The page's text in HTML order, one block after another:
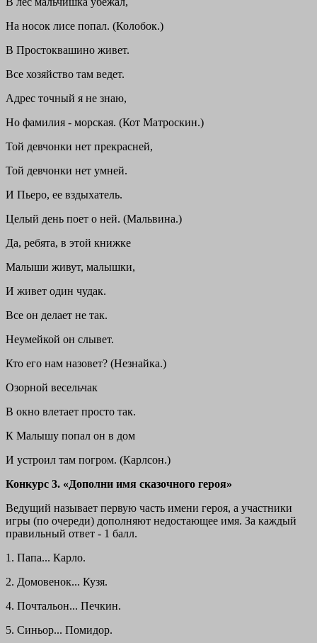
На носок лисе попал. (Колобок.)
В Простоквашино живет.
Все хозяйство там ведет.
Адрес точный я не знаю,
Но фамилия - морская. (Кот Матроскин.)
Той девчонки нет прекрасней,
Той девчонки нет умней.
И Пьеро, ее вздыхатель.
Целый день поет о ней. (Мальвина.)
Да, ребята, в этой книжке
Малыши живут, малышки,
И живет один чудак.
Все он делает не так.
Неумейкой он слывет.
Кто его нам назовет? (Незнайка.)
Озорной весельчак
В окно влетает просто так.
К Малышу попал он в дом
И устроил там погром. (Карлсон.)
Конкурс 3. «Дополни имя сказочного героя»
Ведущий называет первую часть имени героя, а участники
игры (по очереди) дополняют недостающее имя. За каждый
правильный ответ - 1 балл.
1. Папа... Карло.
2. Домовенок... Кузя.
4. Почтальон... Печкин.
5. Синьор... Помидор.